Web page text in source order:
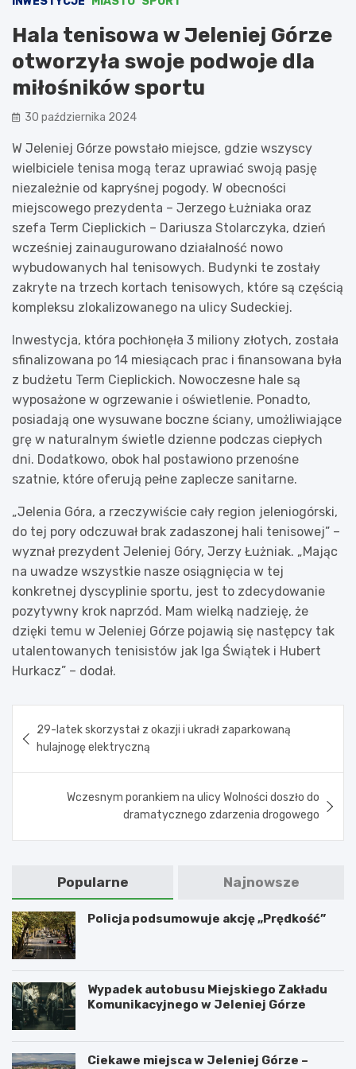
Hala tenisowa w Jeleniej Górze
otworzyła swoje podwoje dla
miłośników sportu
30 października 2024
W Jeleniej Górze powstało miejsce, gdzie wszyscy
wielbiciele tenisa mogą teraz uprawiać swoją pasję
niezależnie od kapryśnej pogody. W obecności
miejscowego prezydenta – Jerzego Łużniaka oraz
szefa Term Cieplickich – Dariusza Stolarczyka, dzień
wcześniej zainaugurowano działalność nowo
wybudowanych hal tenisowych. Budynki te zostały
zakryte na trzech kortach tenisowych, które są częścią
kompleksu zlokalizowanego na ulicy Sudeckiej.
Inwestycja, która pochłonęła 3 miliony złotych, została
sfinalizowana po 14 miesiącach prac i finansowana była
z budżetu Term Cieplickich. Nowoczesne hale są
wyposażone w ogrzewanie i oświetlenie. Ponadto,
posiadają one wysuwane boczne ściany, umożliwiające
grę w naturalnym świetle dzienne podczas ciepłych
dni. Dodatkowo, obok hal postawiono przenośne
szatnie, które oferują pełne zaplecze sanitarne.
„Jelenia Góra, a rzeczywiście cały region jeleniogórski,
do tej pory odczuwał brak zadaszonej hali tenisowej” –
wyznał prezydent Jeleniej Góry, Jerzy Łużniak. „Mając
na uwadze wszystkie nasze osiągnięcia w tej
konkretnej dyscyplinie sportu, jest to zdecydowanie
pozytywny krok naprzód. Mam wielką nadzieję, że
dzięki temu w Jeleniej Górze pojawią się następcy tak
utalentowanych tenisistów jak Iga Świątek i Hubert
Hurkacz” – dodał.
wpisu
29-latek skorzystał z okazji i ukradł zaparkowaną
hulajnogę elektryczną
Wczesnym porankiem na ulicy Wolności doszło do
dramatycznego zdarzenia drogowego
Popularne Najnowsze
Policja podsumowuje akcję „Prędkość”
Wypadek autobusu Miejskiego Zakładu
Komunikacyjnego w Jeleniej Górze
Ciekawe miejsca w Jeleniej Górze –